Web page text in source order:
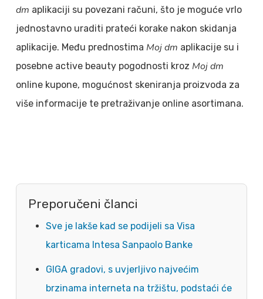
dm aplikaciji su povezani računi, što je moguće vrlo
jednostavno uraditi prateći korake nakon skidanja
aplikacije. Među prednostima Moj dm aplikacije su i
posebne active beauty pogodnosti kroz Moj dm
online kupone, mogućnost skeniranja proizvoda za
više informacije te pretraživanje online asortimana.
Preporučeni članci
Sve je lakše kad se podijeli sa Visa
karticama Intesa Sanpaolo Banke
GIGA gradovi, s uvjerljivo najvećim
brzinama interneta na tržištu, podstaći će